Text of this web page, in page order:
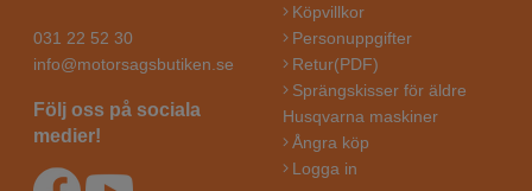
031 22 52 30
info@motorsagsbutiken.se
Följ oss på sociala
medier!
Köpvillkor
Personuppgifter
Retur(PDF)
Sprängskisser för äldre
Husqvarna maskiner
Ångra köp
Logga in